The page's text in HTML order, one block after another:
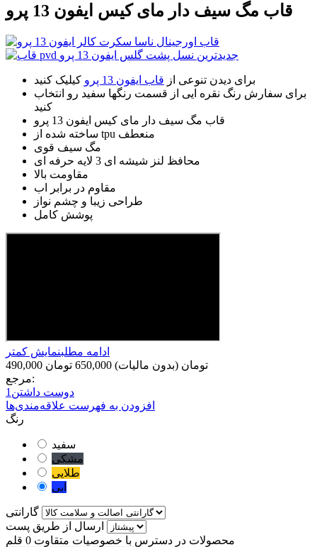
قاب مگ سیف دار مای کیس ایفون 13 پرو
برای دیدن تنوعی از قاب ایفون 13 پرو
کیلیک کنید
برای سفارش رنگ نقره ایی از قسمت رنگها سفید رو انتخاب
کنید
قاب مگ سیف دار مای کیس ایفون 13 پرو
ساخته شده از tpu منعطف
مگ سیف قوی
محافظ لنز شیشه ای 3 لایه حرفه ای
مقاومت بالا
مقاوم در برابر اب
طراحی زیبا و چشم نواز
پوشش کامل
ادامه مطلبنمایش کمتر
490,000 تومان (بدون مالیات) 650,000 تومان
مرجع:
دوست داشتن 1
افزودن به فهرست علاقه‌مندی‌ها
رنگ
سفید
مشکی
طلایی
ابی
گارانتی
ارسال از طریق پست
محصولات در دسترس با خصوصیات متقاوت 0 قلم